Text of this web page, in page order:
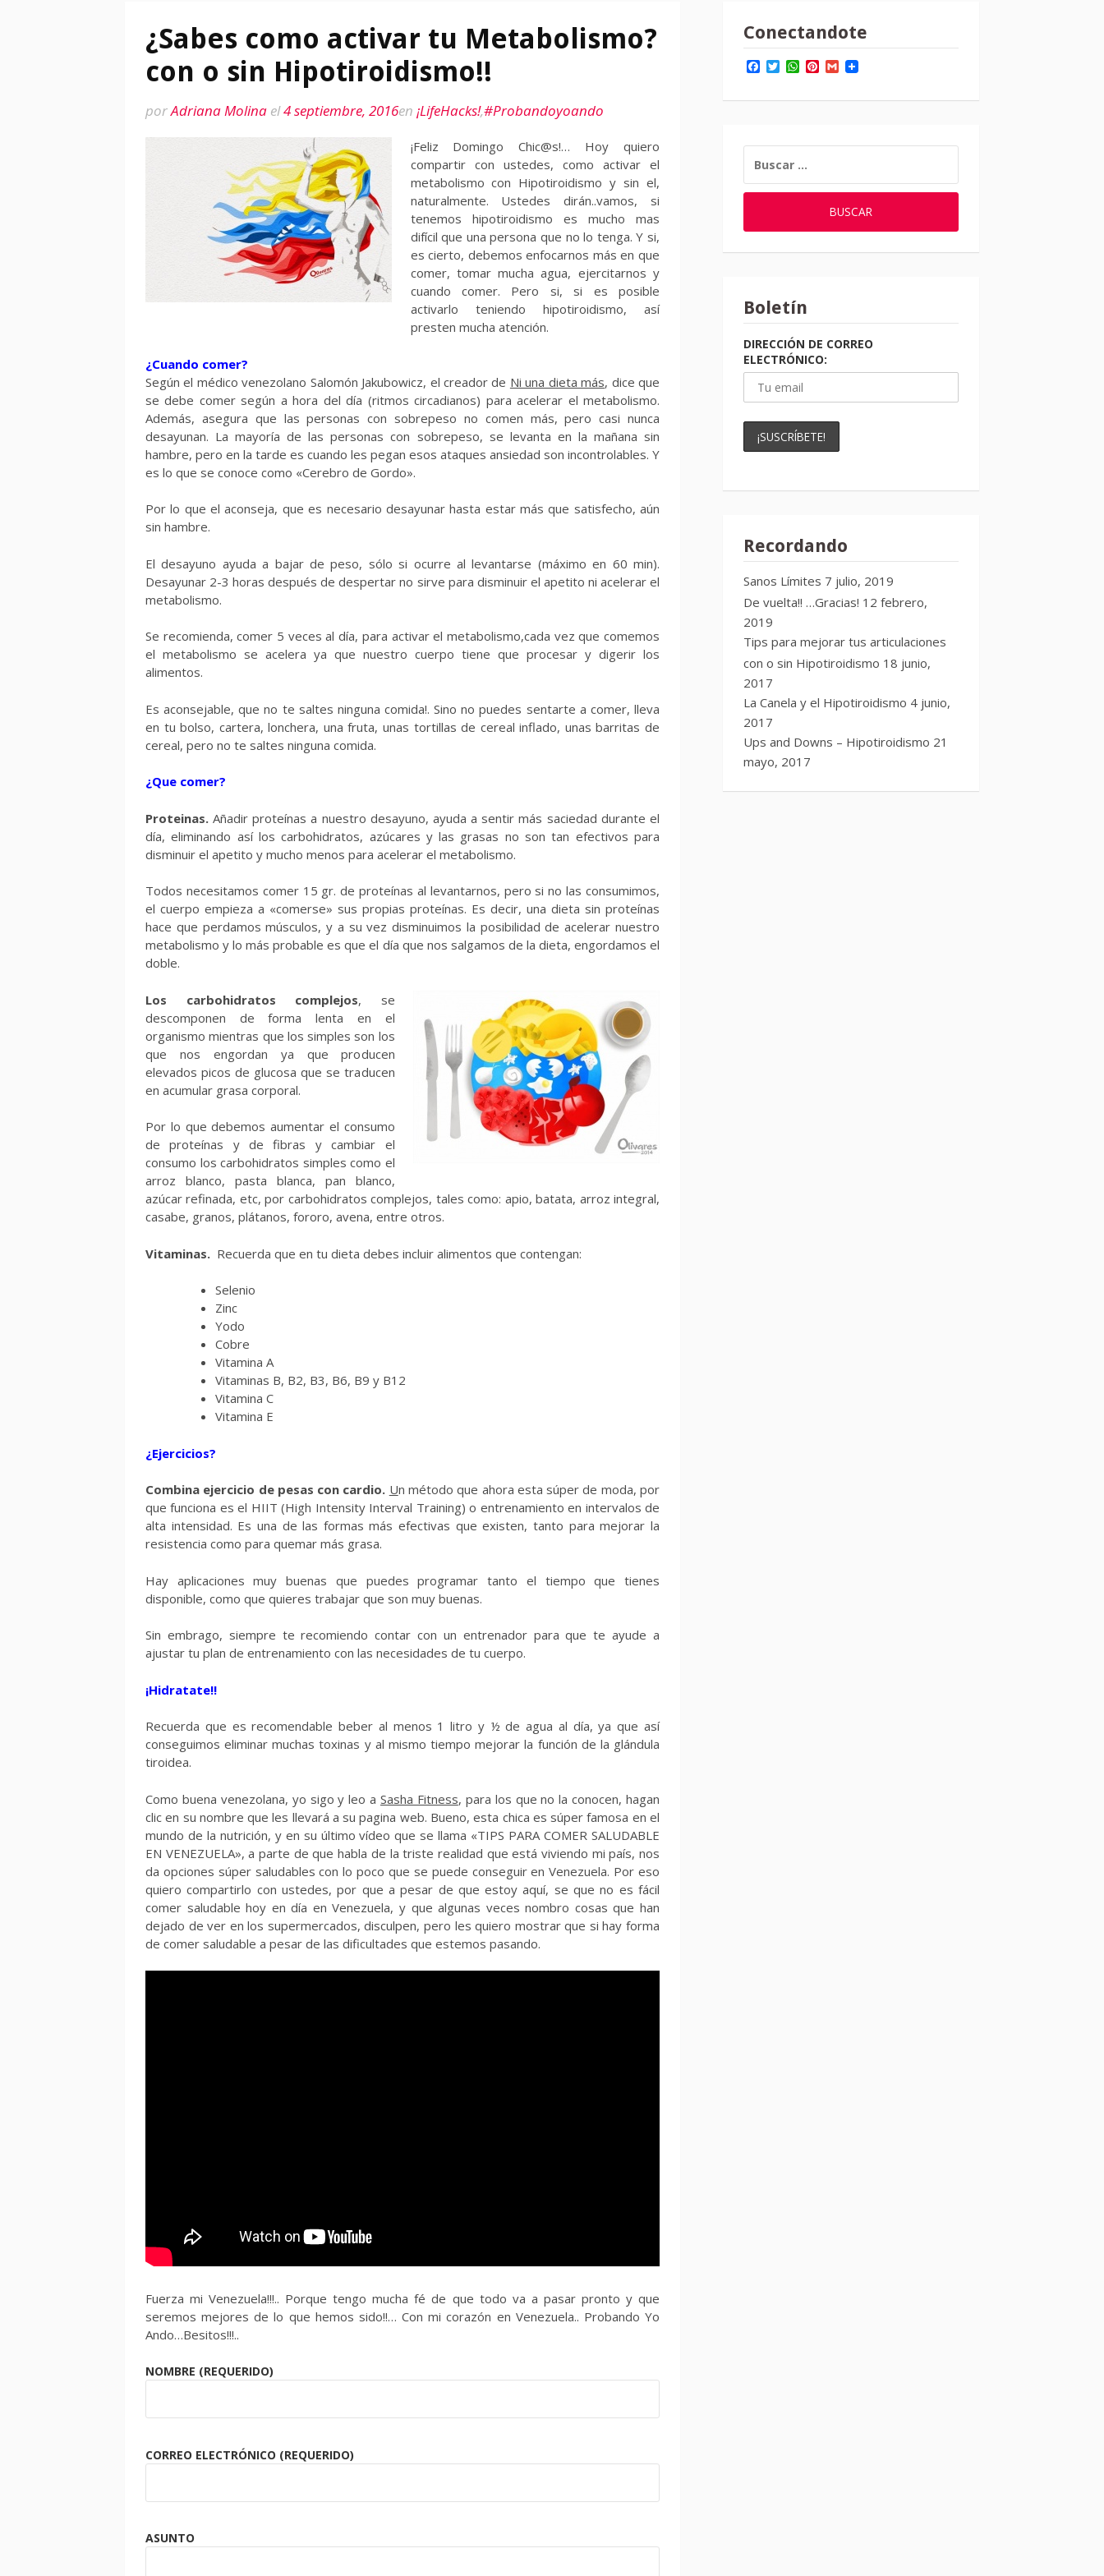
¿Sabes como activar tu Metabolismo?
con o sin Hipotiroidismo!!
porAdriana Molina el4 septiembre, 2016en ¡LifeHacks!,#Probandoyoando
¡Feliz Domingo Chic@s!… Hoy quiero
compartir con ustedes, como activar el
metabolismo con Hipotiroidismo y sin el,
naturalmente. Ustedes dirán..vamos, si
tenemos hipotiroidismo es mucho mas
difícil que una persona que no lo tenga. Y si,
es cierto, debemos enfocarnos más en que
comer, tomar mucha agua, ejercitarnos y
cuando comer. Pero si, si es posible
activarlo teniendo hipotiroidismo, así
presten mucha atención.
¿Cuando comer?
Según el médico venezolano Salomón Jakubowicz, el creador de Ni una dieta más, dice que
se debe comer según a hora del día (ritmos circadianos) para acelerar el metabolismo.
Además, asegura que las personas con sobrepeso no comen más, pero casi nunca
desayunan. La mayoría de las personas con sobrepeso, se levanta en la mañana sin
hambre, pero en la tarde es cuando les pegan esos ataques ansiedad son incontrolables. Y
es lo que se conoce como «Cerebro de Gordo».
Por lo que el aconseja, que es necesario desayunar hasta estar más que satisfecho, aún
sin hambre.
El desayuno ayuda a bajar de peso, sólo si ocurre al levantarse (máximo en 60 min).
Desayunar 2-3 horas después de despertar no sirve para disminuir el apetito ni acelerar el
metabolismo.
Se recomienda, comer 5 veces al día, para activar el metabolismo,cada vez que comemos
el metabolismo se acelera ya que nuestro cuerpo tiene que procesar y digerir los
alimentos.
Es aconsejable, que no te saltes ninguna comida!. Sino no puedes sentarte a comer, lleva
en tu bolso, cartera, lonchera, una fruta, unas tortillas de cereal inflado, unas barritas de
cereal, pero no te saltes ninguna comida.
¿Que comer?
Proteinas. Añadir proteínas a nuestro desayuno, ayuda a sentir más saciedad durante el
día, eliminando así los carbohidratos, azúcares y las grasas no son tan efectivos para
disminuir el apetito y mucho menos para acelerar el metabolismo.
Todos necesitamos comer 15 gr. de proteínas al levantarnos, pero si no las consumimos,
el cuerpo empieza a «comerse» sus propias proteínas. Es decir, una dieta sin proteínas
hace que perdamos músculos, y a su vez disminuimos la posibilidad de acelerar nuestro
metabolismo y lo más probable es que el día que nos salgamos de la dieta, engordamos el
doble.
Los carbohidratos complejos, se
descomponen de forma lenta en el
organismo mientras que los simples son los
que nos engordan ya que producen
elevados picos de glucosa que se traducen
en acumular grasa corporal.
Por lo que debemos aumentar el consumo
de proteínas y de fibras y cambiar el
consumo los carbohidratos simples como el
arroz blanco, pasta blanca, pan blanco,
azúcar refinada, etc, por carbohidratos complejos, tales como: apio, batata, arroz integral,
casabe, granos, plátanos, fororo, avena, entre otros.
Vitaminas. Recuerda que en tu dieta debes incluir alimentos que contengan:
Selenio
Zinc
Yodo
Cobre
Vitamina A
Vitaminas B, B2, B3, B6, B9 y B12
Vitamina C
Vitamina E
¿Ejercicios?
Combina ejercicio de pesas con cardio. Un método que ahora esta súper de moda, por
que funciona es el HIIT (High Intensity Interval Training) o entrenamiento en intervalos de
alta intensidad. Es una de las formas más efectivas que existen, tanto para mejorar la
resistencia como para quemar más grasa.
Hay aplicaciones muy buenas que puedes programar tanto el tiempo que tienes
disponible, como que quieres trabajar que son muy buenas.
Sin embrago, siempre te recomiendo contar con un entrenador para que te ayude a
ajustar tu plan de entrenamiento con las necesidades de tu cuerpo.
¡Hidratate!!
Recuerda que es recomendable beber al menos 1 litro y ½ de agua al día, ya que así
conseguimos eliminar muchas toxinas y al mismo tiempo mejorar la función de la glándula
tiroidea.
Como buena venezolana, yo sigo y leo a Sasha Fitness, para los que no la conocen, hagan
clic en su nombre que les llevará a su pagina web. Bueno, esta chica es súper famosa en el
mundo de la nutrición, y en su último vídeo que se llama «TIPS PARA COMER SALUDABLE
EN VENEZUELA», a parte de que habla de la triste realidad que está viviendo mi país, nos
da opciones súper saludables con lo poco que se puede conseguir en Venezuela. Por eso
quiero compartirlo con ustedes, por que a pesar de que estoy aquí, se que no es fácil
comer saludable hoy en día en Venezuela, y que algunas veces nombro cosas que han
dejado de ver en los supermercados, disculpen, pero les quiero mostrar que si hay forma
de comer saludable a pesar de las dificultades que estemos pasando.
Fuerza mi Venezuela!!!.. Porque tengo mucha fé de que todo va a pasar pronto y que
seremos mejores de lo que hemos sido!!… Con mi corazón en Venezuela.. Probando Yo
Ando…Besitos!!!..
NOMBRE (REQUERIDO)
CORREO ELECTRÓNICO (REQUERIDO)
ASUNTO
Conectandote
Facebook
TwitterWhatsApp
Pinterest
Gmail
Boletín
DIRECCIÓN DE CORREO
ELECTRÓNICO:
Recordando
Sanos Límites 7 julio, 2019
De vuelta!! …Gracias! 12 febrero,
2019
Tips para mejorar tus articulaciones
con o sin Hipotiroidismo 18 junio,
2017
La Canela y el Hipotiroidismo 4 junio,
2017
Ups and Downs – Hipotiroidismo 21
mayo, 2017